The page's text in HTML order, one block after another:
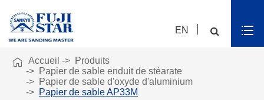
EN
 Accueil
Produits
Papier de sable enduit de stéarate
Papier de sable d'oxyde d'aluminium
Papier de sable AP33M